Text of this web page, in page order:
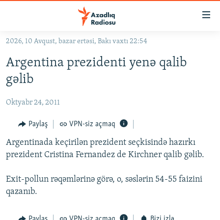
Əsas
qayıt
Əsas
naviqasiyaya
qayıt
#İZAHLA
KORRUPSIOMETR
#ƏSLINDƏ
FƏRQƏ BAX
QANUNI DOĞRU
ARAŞDIRMA
MULTIMEDIA
VIDEO
RADIO ARXIV
2026, 10 Avqust, bazar ertəsi, Bakı vaxtı 22:54
Argentina prezidenti yenə qalib
gəlib
Oktyabr 24, 2011
Paylaş VPN-siz açmaq
Argentinada keçirilən prezident seçkisində hazırkı
prezident Cristina Fernandez de Kirchner qalib gəlib.
Exit-pollun rəqəmlərinə görə, o, səslərin 54-55 faizini
qazanıb.